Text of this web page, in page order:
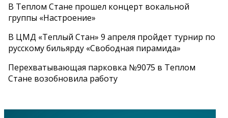
В Теплом Стане прошел концерт вокальной
группы «Настроение»
В ЦМД «Теплый Стан» 9 апреля пройдет турнир по
русскому бильярду «Свободная пирамида»
Перехватывающая парковка №9075 в Теплом
Стане возобновила работу